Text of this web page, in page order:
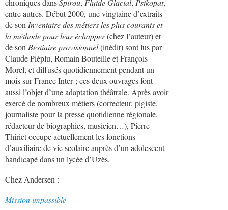
chroniques dansSpirou, Fluide Glacial, Psikopat,
entre autres. Début 2000, une vingtaine d’extraits
de son Inventaire desmétiers les plus courants et
la méthode pour leur échapper(chez l’auteur) et
de son Bestiaire provisionnel(inédit) sont lus par
Claude Piéplu, Romain Bouteille et François
Morel, et diffusés quotidiennement pendant un
mois sur France Inter ; ces deux ouvrages font
aussi l’objet d’une adaptation théâtrale. Après avoir
exercé de nombreux métiers (correcteur, pigiste,
journaliste pour la presse quotidienne régionale,
rédacteur de biographies, musicien…), Pierre
Thiriet occupe actuellement les fonctions
d’auxiliaire de vie scolaire auprès d’un adolescent
handicapé dans un lycée d’Uzès.
Chez Andersen :
Mission impassible